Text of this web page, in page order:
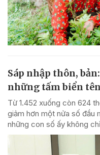
Sáp nhập thôn,
những tấm biển
Từ 1.452 xuống còn 624
giảm hơn một nửa số đầu
những con số ấy không